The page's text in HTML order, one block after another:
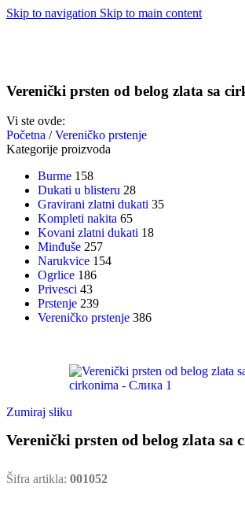
Skip to navigation Skip to main content
Verenički prsten od belog zlata sa
Vi ste ovde:
Početna / Vereničko prstenje
Kategorije proizvoda
Burme 158
Dukati u blisteru 28
Gravirani zlatni dukati 35
Kompleti nakita 65
Kovani zlatni dukati 18
Minđuše 257
Narukvice 154
Ogrlice 186
Privesci 43
Prstenje 239
Vereničko prstenje 386
Zumiraj sliku
Verenički prsten od belog zlata sa
Šifra artikla: 001052